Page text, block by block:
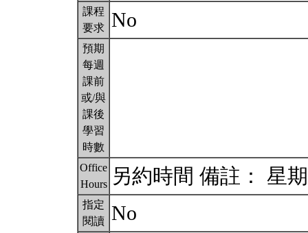
課程
要求 No
預期
每週
課前
或/與
課後
學習
時數
Office
Hours
另約時間 備註： 星
指定
閱讀 No